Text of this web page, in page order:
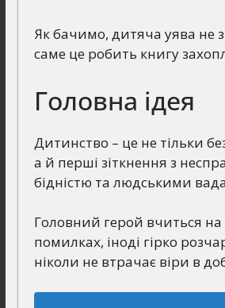
Як бачимо, дитяча уява не
саме це робить книгу
Головна ідея
Дитинство – це не тільки
а й перші зіткнення з
бідністю та людськими
Головний герой вчиться
помилках, іноді гірко
ніколи не втрачає віри в